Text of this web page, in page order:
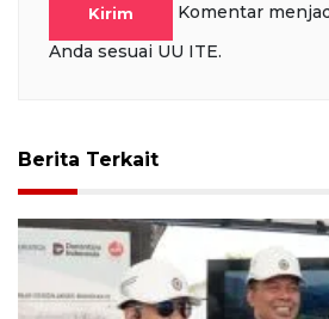
Kirim
Komentar
Anda sesuai UU ITE.
Berita Terkait